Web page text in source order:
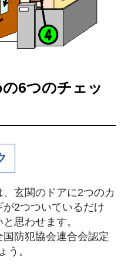
6つのチェッ
玄関のドアに2つのカ
2つついているだけ
思わせます。
防犯協会連合会認定
う。